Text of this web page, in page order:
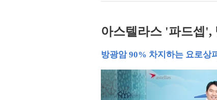
아스텔라스 '파드셉',
방광암 90% 차지하는 요로상